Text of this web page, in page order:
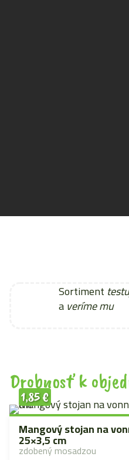
Sortiment
averíme mu
Drobnosť k
Mangový stojan na
25×3,5 cm
1,85€
zdobený mosadzou